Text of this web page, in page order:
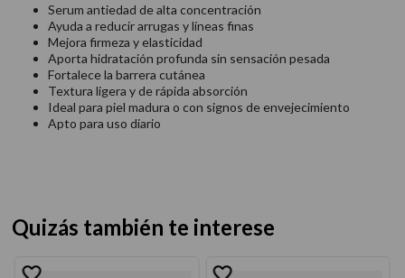
Serum antiedad de alta concentración
Ayuda a reducir arrugas y líneas finas
Mejora firmeza y elasticidad
Aporta hidratación profunda sin sensación pesada
Fortalece la barrera cutánea
Textura ligera y de rápida absorción
Ideal para piel madura o con signos de envejecimiento
Apto para uso diario
Quizás también te interese